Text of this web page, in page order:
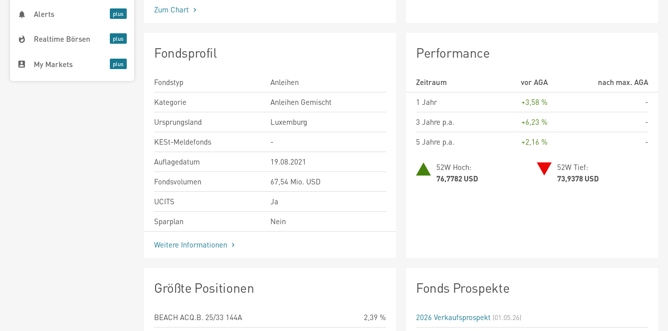
Alerts
Realtime Börsen
My Markets
Zum Chart
Fondsprofil
Fondstyp
Anleihen
Kategorie
Anleihen Gemischt
Ursprungsland
Luxemburg
KESt-Meldefonds
-
Auflagedatum
19.08.2021
Fondsvolumen
67,54 Mio. USD
UCITS
Ja
Sparplan
Nein
Weitere Informationen
Performance
Zeitraum vor AGA
nach max. AGA
1 Jahr
+3,58 %
-
3 Jahre p.a.
+6,23 %
-
5 Jahre p.a.
+2,16 % -
52W Hoch:
76,7782 USD
52W Tief:
73,9378 USD
Größte Positionen
BEACH ACQ.B. 25/33 144A
2,39 %
Fonds Prospekte
2026 Verkaufsprospekt (01.05.26)